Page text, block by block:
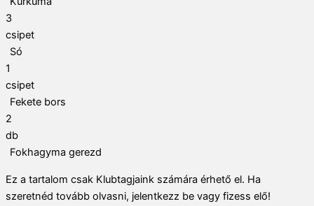
3
csipet
Só
1
csipet
Fekete bors
2
db
Fokhagyma gerezd
Ez a tartalom csak Klubtagjaink számára érhető el. Ha
szeretnéd tovább olvasni, jelentkezz be vagy fizess elő!